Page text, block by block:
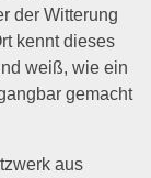
der Witterung
kennt dieses
weiß, wie ein
gemacht
aus